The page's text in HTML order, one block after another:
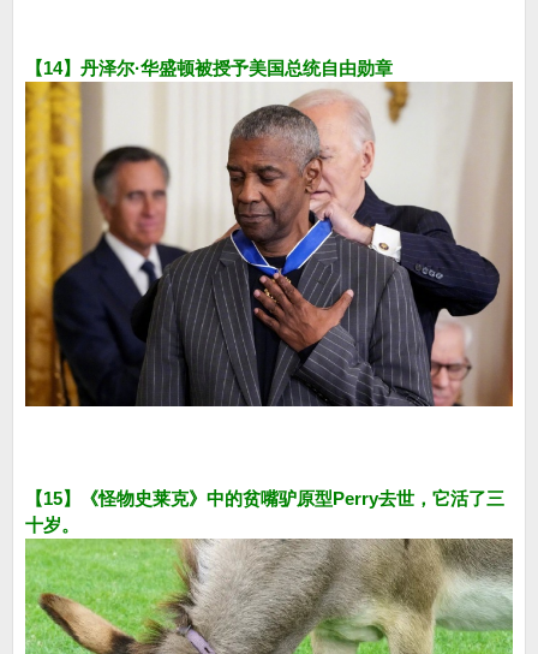
【14】丹泽尔·华盛顿被授予美国总统自由勋章
【15】《怪物史莱克》中的贫嘴驴原型Perry去世，它活了三
十岁。